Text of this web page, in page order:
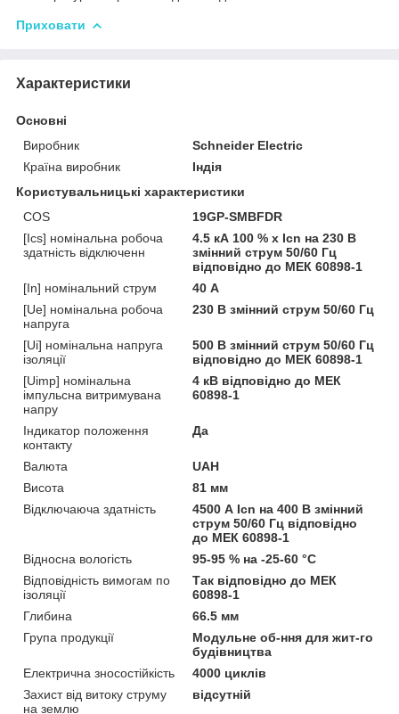
Приховати
Характеристики
Основні
Виробник
Schneider Electric
Країна виробник
Індія
Користувальницькі характеристики
COS
19GP-SMBFDR
[Ics] номінальна робоча
здатність відключенн
4.5 кА 100 % x Icn на 230 В
змінний струм 50/60 Гц
відповідно до МЕК 60898-1
[In] номінальний струм
40 А
[Ue] номінальна робоча
напруга
230 В змінний струм 50/60 Гц
[Ui] номінальна напруга
ізоляції
500 В змінний струм 50/60 Гц
відповідно до МЕК 60898-1
[Uimp] номінальна
імпульсна витримувана
напру
4 кВ відповідно до МЕК
60898-1
Індикатор положення
контакту
Да
Валюта
UAH
Висота
81 мм
Відключаюча здатність
4500 А Icn на 400 В змінний
струм 50/60 Гц відповідно
до МЕК 60898-1
Відносна вологість
95-95 % на -25-60 °C
Відповідність вимогам по
ізоляції
Так відповідно до МЕК
60898-1
Глибина
66.5 мм
Група продукції
Модульне об-ння для жит-го
будівництва
Електрична зносостійкість
4000 циклів
Захист від витоку струму
на землю
відсутній